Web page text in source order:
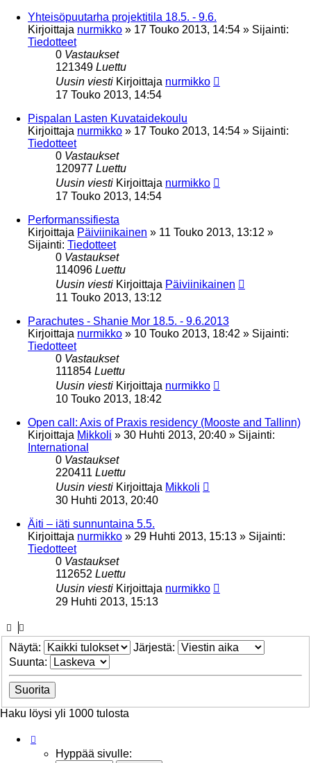
Yhteisöpuutarha projektitila 18.5. - 9.6.
Kirjoittaja nurmikko » 17 Touko 2013, 14:54 » Sijainti:
Tiedotteet
0 Vastaukset
121349 Luettu
Uusin viesti Kirjoittaja nurmikko
17 Touko 2013, 14:54
Pispalan Lasten Kuvataidekoulu
Kirjoittaja nurmikko » 17 Touko 2013, 14:54 » Sijainti:
Tiedotteet
0 Vastaukset
120977 Luettu
Uusin viesti Kirjoittaja nurmikko
17 Touko 2013, 14:54
Performanssifiesta
Kirjoittaja Päiviinikainen » 11 Touko 2013, 13:12 »
Sijainti: Tiedotteet
0 Vastaukset
114096 Luettu
Uusin viesti Kirjoittaja Päiviinikainen
11 Touko 2013, 13:12
Parachutes - Shanie Mor 18.5. - 9.6.2013
Kirjoittaja nurmikko » 10 Touko 2013, 18:42 » Sijainti:
Tiedotteet
0 Vastaukset
111854 Luettu
Uusin viesti Kirjoittaja nurmikko
10 Touko 2013, 18:42
Open call: Axis of Praxis residency (Mooste and Tallinn)
Kirjoittaja Mikkoli » 30 Huhti 2013, 20:40 » Sijainti:
International
0 Vastaukset
220411 Luettu
Uusin viesti Kirjoittaja Mikkoli
30 Huhti 2013, 20:40
Äiti – iäti sunnuntaina 5.5.
Kirjoittaja nurmikko » 29 Huhti 2013, 15:13 » Sijainti:
Tiedotteet
0 Vastaukset
112652 Luettu
Uusin viesti Kirjoittaja nurmikko
29 Huhti 2013, 15:13
Näytä:
Järjestä:
Suunta:
Haku löysi yli 1000 tulosta
Hyppää sivulle: